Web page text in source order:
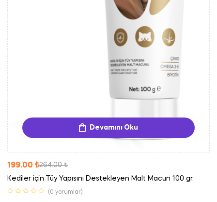
Devamını Oku
264.00₺
199.00 ₺
Kediler için Tüy Yapısını Destekleyen Malt Macun 100 gr.
(0 yorumlar)